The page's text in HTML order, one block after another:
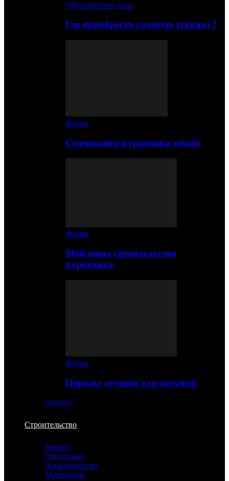
Обустройство дома
Где приобрести садовую технику?
Ферма
Содержание курятника зимой
Ферма
Мой опыт строительства
курятника
Ферма
Породы лучших кур несушек
Огород
Строительство
Ремонт
Отопление
Электричество
Материалы